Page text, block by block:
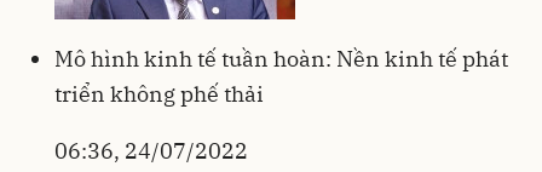
Mô hình kinh tế tuần hoàn: Nền kinh tế phát
triển không phế thải
06:36, 24/07/2022